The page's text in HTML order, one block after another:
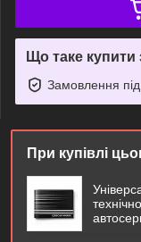
Що таке
Замовлення
При купівлі